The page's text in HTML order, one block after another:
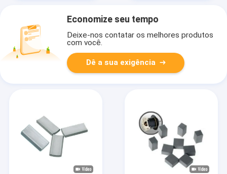
Economize seu tempo
Deixe-nos contatar os melhores produtos
com você.
Dê a sua exigência